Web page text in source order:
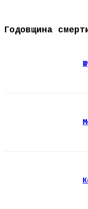
Годовщина